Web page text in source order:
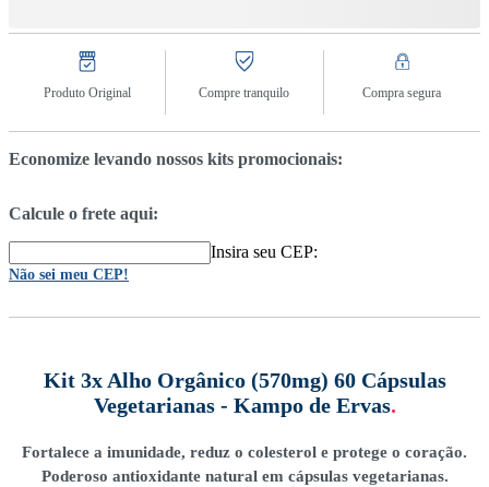
Produto Original Compre tranquilo Compra segura
Economize levando nossos kits promocionais:
Calcule o frete aqui:
Insira seu CEP:
Não sei meu CEP!
Kit 3x Alho Orgânico (570mg) 60 Cápsulas
Vegetarianas - Kampo de Ervas.
Fortalece a imunidade, reduz o colesterol e protege o coração.
Poderoso antioxidante natural em cápsulas vegetarianas.